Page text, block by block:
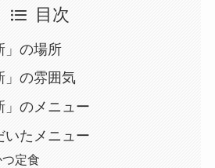
目次
」の場所
」の雰囲気
」のメニュー
いたメニュー
定食